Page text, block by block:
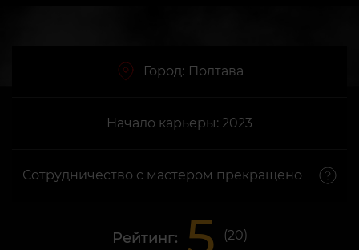
Город: Полтава
Начало карьеры: 2023
Сотрудничество с мастером прекращено
Рейтинг: 5 (20)